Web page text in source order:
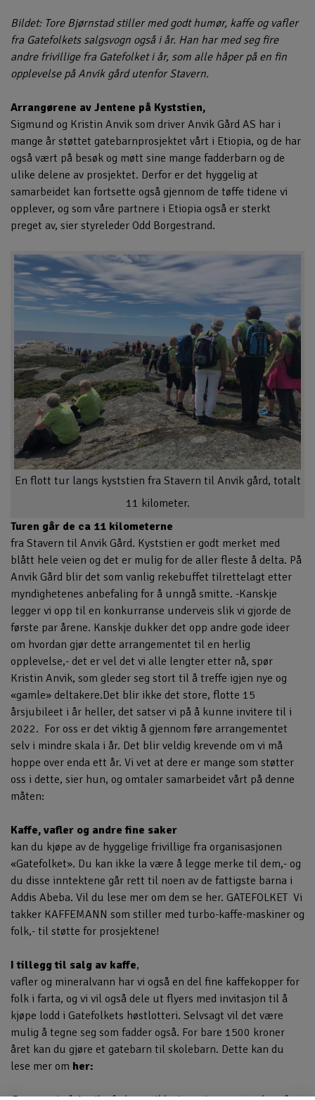
Bildet: Tore Bjørnstad stiller med godt humør, kaffe og vafler
fra Gatefolkets salgsvogn også i år. Han har med seg fire
andre frivillige fra Gatefolket i år, som alle håper på en fin
opplevelse på Anvik gård utenfor Stavern.
Arrangørene av Jentene på Kyststien,
Sigmund og Kristin Anvik som driver Anvik Gård AS har i
mange år støttet gatebarnprosjektet vårt i Etiopia, og de har
også vært på besøk og møtt sine mange fadderbarn og de
ulike delene av prosjektet. Derfor er det hyggelig at
samarbeidet kan fortsette også gjennom de tøffe tidene vi
opplever, og som våre partnere i Etiopia også er sterkt
preget av, sier styreleder Odd Borgestrand.
En flott tur langs kyststien fra Stavern til Anvik gård, totalt
11 kilometer.
Turen går de ca 11 kilometerne
fra Stavern til Anvik Gård. Kyststien er godt merket med
blått hele veien og det er mulig for de aller fleste å delta. På
Anvik Gård blir det som vanlig rekebuffet tilrettelagt etter
myndighetenes anbefaling for å unngå smitte. -Kanskje
legger vi opp til en konkurranse underveis slik vi gjorde de
første par årene. Kanskje dukker det opp andre gode ideer
om hvordan gjør dette arrangementet til en herlig
opplevelse,- det er vel det vi alle lengter etter nå, spør
Kristin Anvik, som gleder seg stort til å treffe igjen nye og
«gamle» deltakere.Det blir ikke det store, flotte 15
årsjubileet i år heller, det satser vi på å kunne invitere til i
2022. For oss er det viktig å gjennom føre arrangementet
selv i mindre skala i år. Det blir veldig krevende om vi må
hoppe over enda ett år. Vi vet at dere er mange som støtter
oss i dette, sier hun, og omtaler samarbeidet vårt på denne
måten:
Kaffe, vafler og andre fine saker
kan du kjøpe av de hyggelige frivillige fra organisasjonen
«Gatefolket». Du kan ikke la være å legge merke til dem,- og
du disse inntektene går rett til noen av de fattigste barna i
Addis Abeba. Vil du lese mer om dem se her. GATEFOLKET Vi
takker KAFFEMANN som stiller med turbo-kaffe-maskiner og
folk,- til støtte for prosjektene!
I tillegg til salg av kaffe,
vafler og mineralvann har vi også en del fine kaffekopper for
folk i farta, og vi vil også dele ut flyers med invitasjon til å
kjøpe lodd i Gatefolkets høstlotteri. Selvsagt vil det være
mulig å tegne seg som fadder også. For bare 1500 kroner
året kan du gjøre et gatebarn til skolebarn. Dette kan du
lese mer om her: